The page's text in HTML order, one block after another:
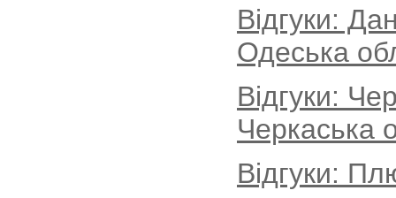
Відгуки:
Одеська
Відгуки:
Черкаська
Відгуки: